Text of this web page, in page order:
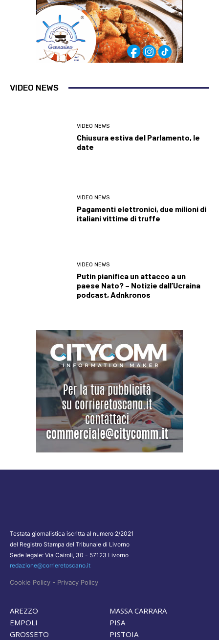
VIDEO NEWS
VIDEO NEWS
Chiusura estiva del Parlamento, le
date
VIDEO NEWS
Pagamenti elettronici, due milioni di
italiani vittime di truffe
VIDEO NEWS
Putin pianifica un attacco a un
paese Nato? – Notizie dall’Ucraina
podcast, Adnkronos
Testata giornalistica iscritta al numero 2/2021
del Registro Stampa del Tribunale di Livorno
Sede legale: Via Cairoli, 30 - 57123 Livorno
redazione@corrieretoscano.it
Cookie Policy - Privacy Policy
AREZZO
EMPOLI
GROSSETO
MASSA CARRARA
PISA
PISTOIA